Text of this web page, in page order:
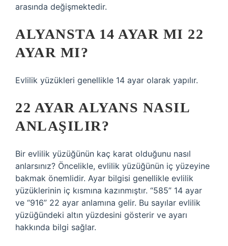
arasında değişmektedir.
ALYANSTA 14 AYAR MI 22
AYAR MI?
Evlilik yüzükleri genellikle 14 ayar olarak yapılır.
22 AYAR ALYANS NASIL
ANLAŞILIR?
Bir evlilik yüzüğünün kaç karat olduğunu nasıl
anlarsınız? Öncelikle, evlilik yüzüğünün iç yüzeyine
bakmak önemlidir. Ayar bilgisi genellikle evlilik
yüzüklerinin iç kısmına kazınmıştır. “585” 14 ayar
ve “916” 22 ayar anlamına gelir. Bu sayılar evlilik
yüzüğündeki altın yüzdesini gösterir ve ayarı
hakkında bilgi sağlar.